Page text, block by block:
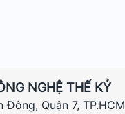
NGHỆ THẾ KỶ
Đông, Quận 7, TP.HCM